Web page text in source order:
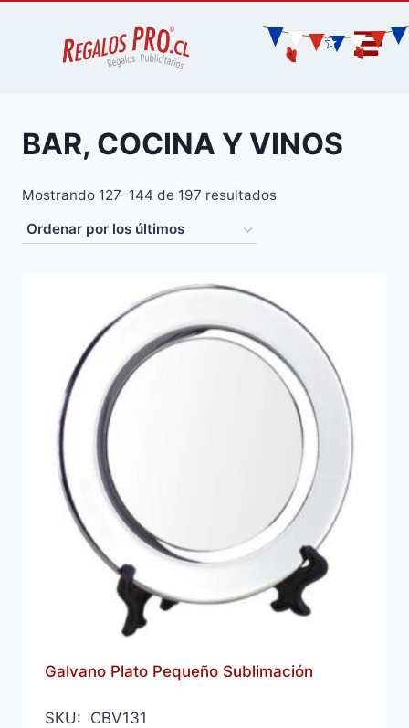
BAR, COCINA Y VINOS
Mostrando 127–144 de 197 resultados
Galvano Plato Pequeño Sublimación
SKU: CBV131